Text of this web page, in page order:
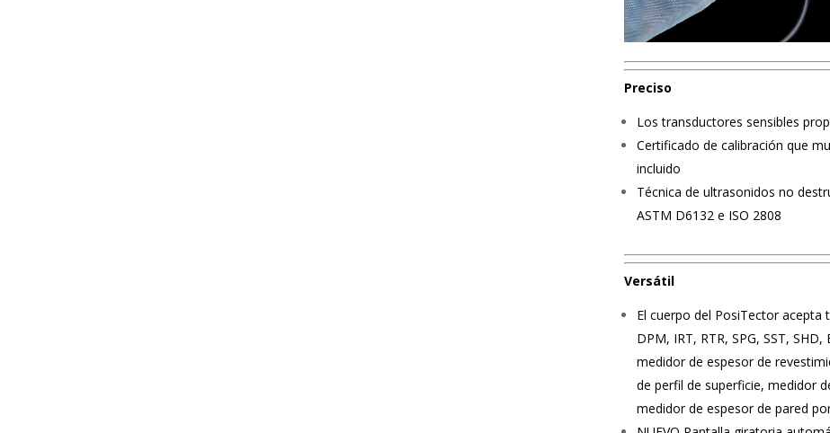
Preciso
Los transductores sensibles
Certificado de calibración que
incluido
Técnica de ultrasonidos no
ASTM D6132 e ISO 2808
Versátil
El cuerpo del PosiTector acepta
DPM, IRT, RTR, SPG, SST,
medidor de espesor de
de perfil de superficie, medidor
medidor de espesor de pared